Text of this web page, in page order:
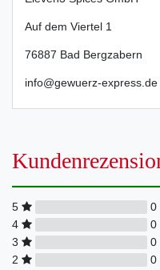
Auf dem Viertel 1
76887 Bad Bergzabern
info@gewuerz-express.de
5
0
4
0
3
0
2
0